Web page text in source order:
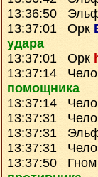
13:36:50
13:37:01 Орк
удара
13:37:01 Орк
13:37:14
помощника
13:37:14
13:37:31
13:37:31
13:37:31
13:37:50 Гном